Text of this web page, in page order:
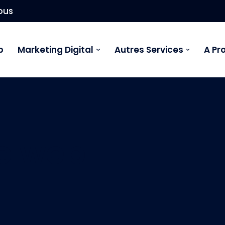
Marketing Digital Autres Services A